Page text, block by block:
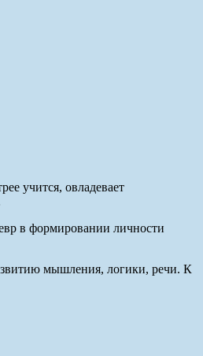
учится, овладевает
в формировании личности
мышления, логики, речи. К